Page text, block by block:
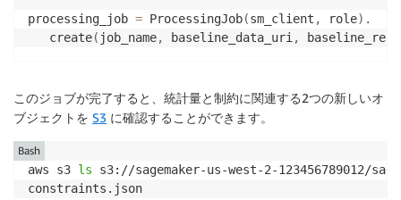
processing_job = ProcessingJob(sm_client , role) .
   create
( job_name, baseline_data_uri,
このジョブが完了すると、統計量と制約に関連する2つの新しいオ
ブジェクトを S3 に確認することができます。
aws s3 ls s3://sagemaker-us-west-2-123456789012/
constraints.json
Bash